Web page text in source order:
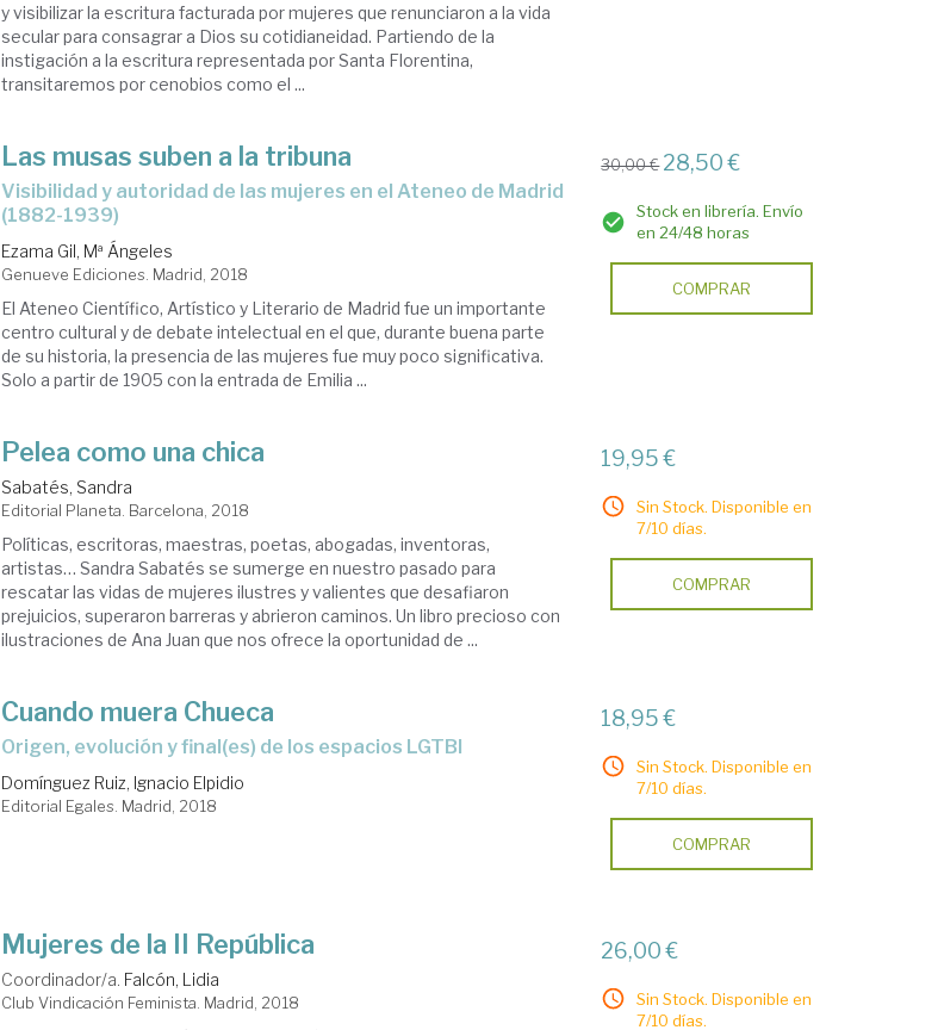
y visibilizar la escritura facturada por mujeres que renunciaron a la vida
secular para consagrar a Dios su cotidianeidad. Partiendo de la
instigación a la escritura representada por Santa Florentina,
transitaremos por cenobios como el ...
Las musas suben a la tribuna
visibilidad y autoridad de las mujeres en el Ateneo de Madrid
(1882-1939)
Ezama Gil, Mª Ángeles
Genueve Ediciones. Madrid, 2018
El Ateneo Científico, Artístico y Literario de Madrid fue un importante
centro cultural y de debate intelectual en el que, durante buena parte
de su historia, la presencia de las mujeres fue muy poco significativa.
Solo a partir de 1905 con la entrada de Emilia ...
30,00 € 28,50 €
Stock en librería. Envío
en 24/48 horas
COMPRAR
Pelea como una chica
Sabatés, Sandra
Editorial Planeta. Barcelona, 2018
Políticas, escritoras, maestras, poetas, abogadas, inventoras,
artistas… Sandra Sabatés se sumerge en nuestro pasado para
rescatar las vidas de mujeres ilustres y valientes que desafiaron
prejuicios, superaron barreras y abrieron caminos. Un libro precioso con
ilustraciones de Ana Juan que nos ofrece la oportunidad de ...
19,95 €
Sin Stock. Disponible en
7/10 días.
COMPRAR
Cuando muera Chueca
origen, evolución y final(es) de los espacios LGTBI
Domínguez Ruiz, Ignacio Elpidio
Editorial Egales. Madrid, 2018
18,95 €
Sin Stock. Disponible en
7/10 días.
COMPRAR
Mujeres de la II República
Coordinador/a. Falcón, Lidia
Club Vindicación Feminista. Madrid, 2018
26,00 €
Sin Stock. Disponible en
7/10 días.